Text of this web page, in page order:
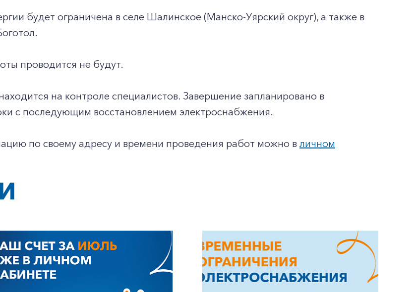
клиентам
клиентам
будет ограничена в селе Шалинское (Манско-Уярский округ), а также в
проводится не будут.
на контроле специалистов. Завершение запланировано в
с последующим восстановлением электроснабжения.
по своему адресу и времени проведения работ можно в личном